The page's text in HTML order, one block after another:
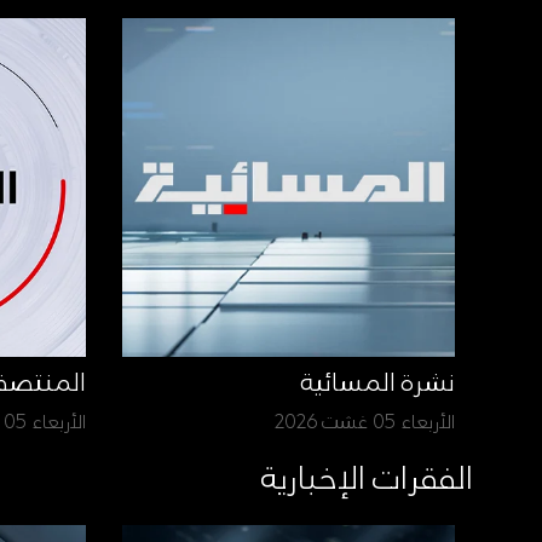
نشرة المسائية
الأربعاء 05 غشت 2026 الأربعاء 05 غشت 2026
الفقرات الإخبارية